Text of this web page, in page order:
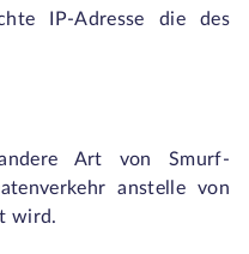
IP-Adresse die des
Art von Smurf-
anstelle von
wird.